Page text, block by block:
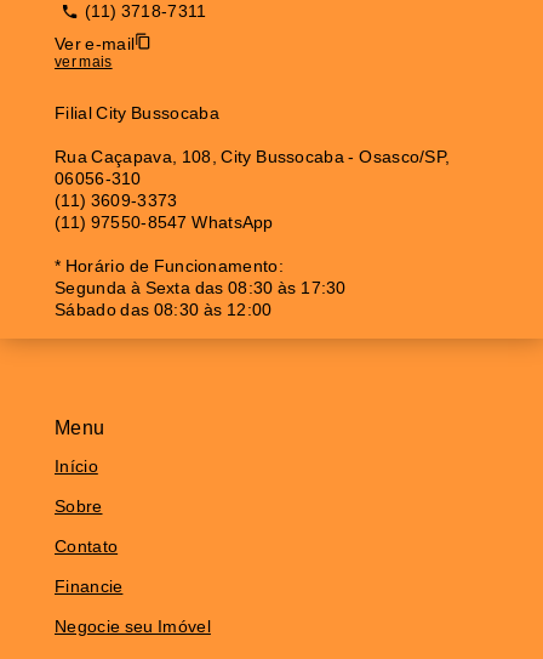
Menu
Início
Sobre
Contato
Financie
Negocie seu Imóvel
(11) 3718-7311
Ver e-mail
ver mais
Filial City Bussocaba
Rua Caçapava, 108, City Bussocaba - Osasco/SP,
06056-310
(11) 3609-3373
(11) 97550-8547 WhatsApp
* Horário de Funcionamento:
Segunda à Sexta das 08:30 às 17:30
Sábado das 08:30 às 12:00